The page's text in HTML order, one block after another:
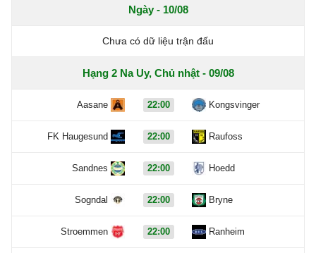
Ngày - 10/08
Chưa có dữ liệu trận đấu
Hạng 2 Na Uy, Chủ nhật - 09/08
Aasane 22:00 Kongsvinger
FK Haugesund 22:00 Raufoss
Sandnes 22:00 Hoedd
Sogndal 22:00 Bryne
Stroemmen 22:00 Ranheim